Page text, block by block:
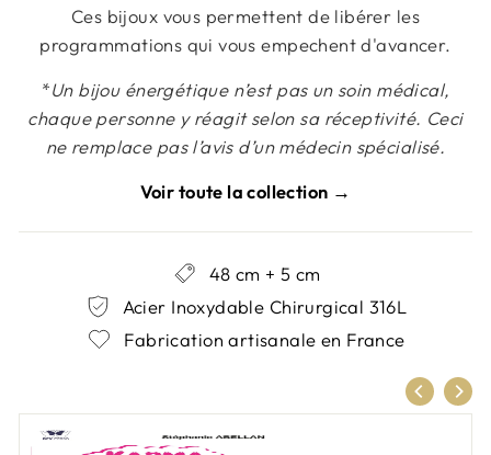
Ces bijoux vous permettent de libérer les
programmations qui vous empechent d'avancer.
*Un bijou énergétique n’est pas un soin médical,
chaque personne y réagit selon sa réceptivité. Ceci
ne remplace pas l’avis d’un médecin spécialisé.
Voir toute la collection →
48 cm + 5 cm
Acier Inoxydable Chirurgical 316L
Fabrication artisanale en France